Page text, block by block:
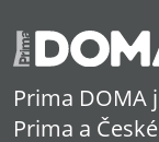
Prima DOMA
Prima a